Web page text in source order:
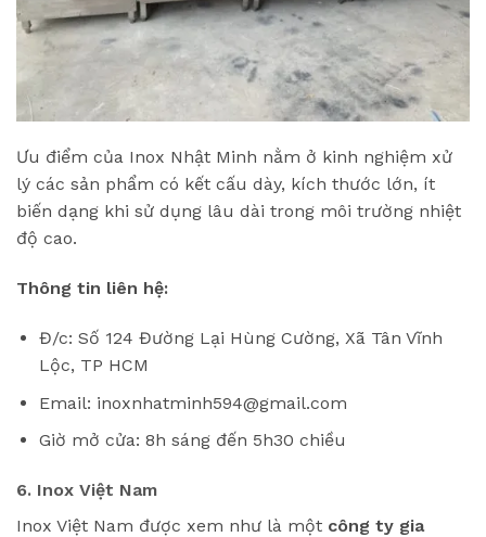
Ưu điểm của Inox Nhật Minh nằm ở kinh nghiệm xử
lý các sản phẩm có kết cấu dày, kích thước lớn, ít
biến dạng khi sử dụng lâu dài trong môi trường nhiệt
độ cao.
Thông tin liên hệ:
Đ/c: Số 124 Đường Lại Hùng Cường, Xã Tân Vĩnh
Lộc, TP HCM
Email: inoxnhatminh594@gmail.com
Giờ mở cửa: 8h sáng đến 5h30 chiều
6. Inox Việt Nam
Inox Việt Nam được xem như là một công ty gia